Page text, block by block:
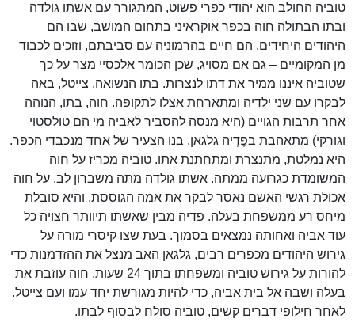
טוביה החולב הוא יהודי כפרי פשוט, המתגורר עם אשתו גולדה
ובתו הבתולה חוה בכפר אוקראיני בתחום המושב, שבו הם
היהודים היחידים. הם חיים בהרמוניה עם סביבתם, וזוכים לכבוד
מן המקומיים – גם אם מסויג, שכן הכומר אלכסיי מצר על כך
שטוביה איננו ממיר את דתו לנצרות. בתו הנשואה, צייטל, באה
לבקרו עם שני ילדיה ומתארחת אצלו לתקופה. חוה, בתו, הנוהה
אחר תרבות הגויים (היא מנסה להסביר לאביה מי הם טולסטוי
וגורקי) מתאהבת בפֶדְיַה גלגאן, בנו הצעיר של אחד מנכבדי הכפר.
היא נמלטת, מתנצרת ומתחתנת אתו. טוביה מכריז על חוה
המשומדת כגרועה ממתה. אשתו גולדה מתה משברון לב. על חוה
אכולת רגשי האשם נאסר לבקר את אמה הגוססת, והיא סובלת
מיחס רע ממשפחת בעלה. פדיה מבין שאשתו תיוותר חצויה כל
עוד אביה ואחותה נמצאים בסמוך. בעת שצו קיסרי מורה על
גירוש היהודים מכפרים רבים, גלגאן האב מנצל את ההזדמנות כדי
להורות על גירוש טוביה ומשפחתו בתוך 24 שעות. חוה עוזבת את
בעלה ושבה אל בית אביה, כדי להיות מגורשת יחד עמו ועם צייטל.
לאחר חילופי דברים קשים, טוביה סולח לבסוף לבתו.